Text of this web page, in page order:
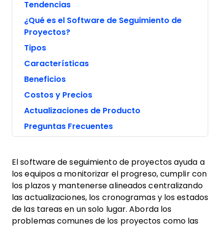
Tendencias
¿Qué es el Software de Seguimiento de
Proyectos?
Tipos
Características
Beneficios
Costos y Precios
Actualizaciones de Producto
Preguntas Frecuentes
El software de seguimiento de proyectos ayuda a
los equipos a monitorizar el progreso, cumplir con
los plazos y mantenerse alineados centralizando
las actualizaciones, los cronogramas y los estados
de las tareas en un solo lugar. Aborda los
problemas comunes de los proyectos como las